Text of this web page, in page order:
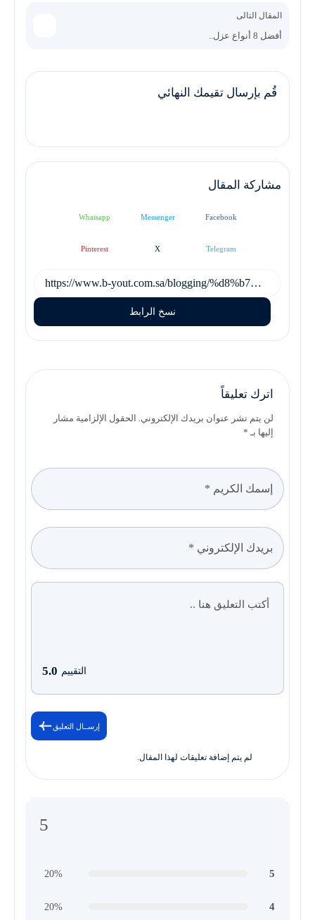
المقال التالى
أفضل 8 أنواع عزل..
قُم بإرسال تقيمك النهائي
مشاركة المقال
Facebook
Messenger
Whatsapp
Telegram
X
Pinterest
نسخ الرابط
اترك تعليقاً
لن يتم نشر عنوان بريدك الإلكتروني. الحقول الإلزامية مشار
إليها بـ *
التقييم 5.0
إرســال التعليق
لم يتم إضافة تعليقات لهذا المقال.
5
5
20%
4
20%